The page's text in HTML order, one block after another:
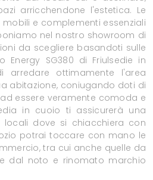
arricchendone l'estetica. Le
e complementi essenziali
nel nostro showroom di
da scegliere basandoti sulle
Energy SG380 di Friulsedie in
arredare ottimamente l'area
abitazione, coniugando doti di
essere veramente comoda e
in cuoio ti assicurerà una
locali dove si chiacchiera con
potrai toccare con mano le
tra cui anche quelle da
dal noto e rinomato marchio